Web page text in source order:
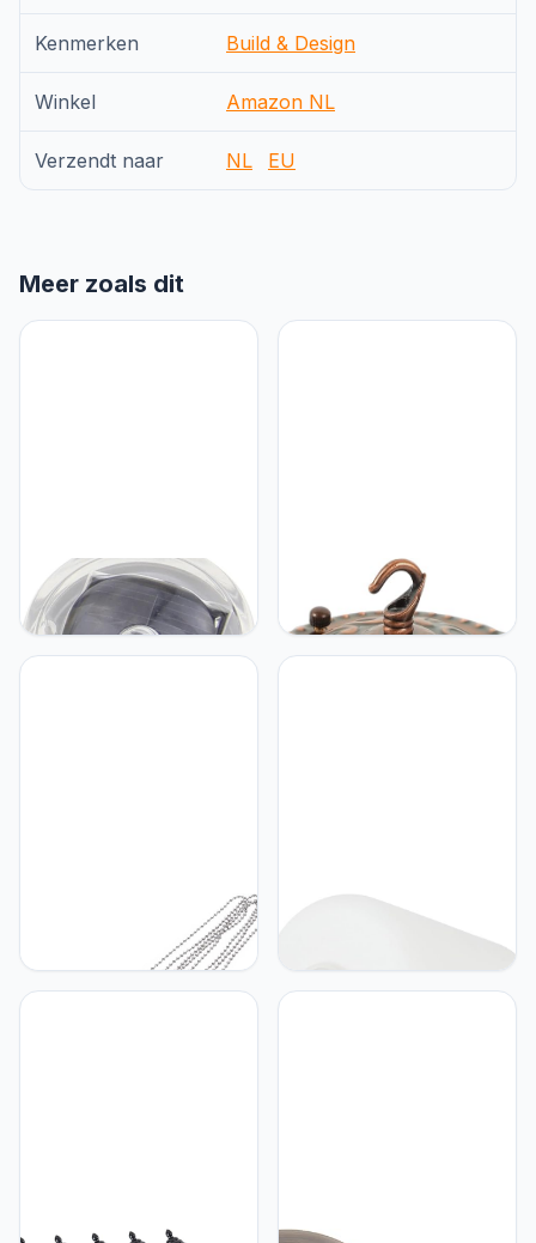
Kenmerken Build & Design
Winkel Amazon NL
Verzendt naar NL EU
Meer zoals dit
UKCOCO UKCOCO
begraven licht muurlamp
wall light garden
grondlampen op zonne-
UKCOCO UKCOCO
Kroonluchter Haak Haken
Voor Hanglampen
Metalen Lichtkap Kit
Stuks plafondventilator
eindstukken voor lampen
ketting licht gouden rand
UKCOCO UKCOCO
Plafondlampkap voor